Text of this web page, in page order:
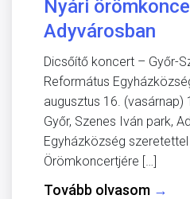
Nyári
Adyvárosban
Dicsőítő koncert – Győr-
Református
augusztus 16. (vasárnap)
Győr, Szenes Iván park,
Egyházközség
Örömkoncertjére […]
Tovább olvasom →